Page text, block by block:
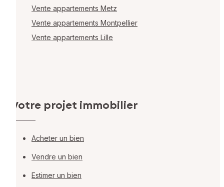
Vente appartements Metz
Vente appartements Montpellier
Vente appartements Lille
Votre projet immobilier
Acheter un bien
Vendre un bien
Estimer un bien